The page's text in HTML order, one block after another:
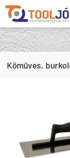
Tool Jó
Kőműves,